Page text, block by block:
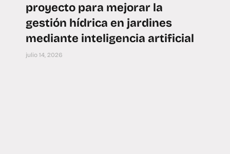
proyecto para mejorar la
gestión hídrica en jardines
mediante inteligencia artificial
julio 14, 2026